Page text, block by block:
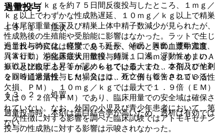
５０ｍｇ／ｋｇを約７５日間反復投与したところ、１ｍｇ／
ｋｇ以上でわずかな性成熟遅延、１０ｍｇ／ｋｇ以上で精巣
上体尾部重量低下及び精巣上体中精子数減少が見られたが、
性成熟後の生殖能や受胎能に影響はなかった。ラットで生じ
たこれらの変化は軽度であったが、そのときの血漿中濃度
（ＡＵＣ）を臨床最大用量投与時（１．８ｍｇ／ｋｇ）のＡ
ＵＣと比較すると１ｍｇ／ｋｇでは最大で０．２倍（ＣＹＰ
２Ｄ６通常活性、ＥＭ）又は０．０２倍（ＣＹＰ２Ｄ６活性
欠損、ＰＭ）、１０ｍｇ／ｋｇでは最大で１．９倍（ＥＭ）
又は０．２倍（ＰＭ）であり、臨床用量での安全域は確保さ
れていない。なお、外国の小児及び青少年患者において、第
二次性徴に対する影響を調べた臨床試験ではアトモキセチン
投与の性成熟に対する影響は示唆されなかった。
過量投与
１３．１． 症状
過量投与時には、痙攣、ＱＴ延長、傾眠、興奮、運動亢進、
異常行動、消化器症状、散瞳、頻脈、口渇、浮動性めまい、
振戦及び血圧上昇等が認められている。また、本剤及び他剤
を同時に過量投与した場合には、死亡例も報告されている。
１３．２． 処置
過量投与時、本剤は蛋白結合率が高いため、透析は有効では
ない。